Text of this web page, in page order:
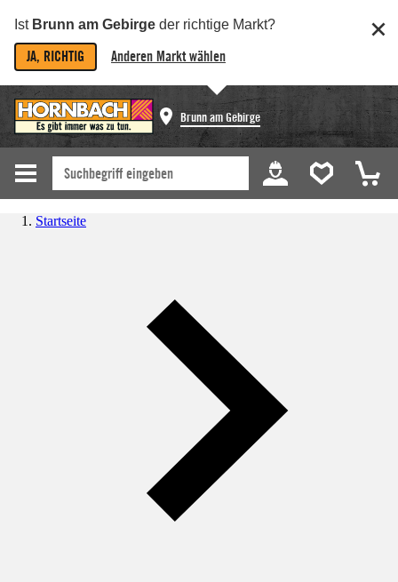
Ist Brunn am Gebirge der richtige Markt?
JA, RICHTIG Anderen Markt wählen
Brunn am Gebirge
Startseite